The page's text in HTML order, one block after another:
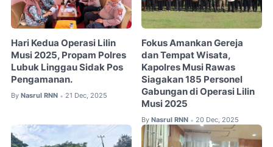
Hari Kedua Operasi Lilin
Musi 2025, Propam Polres
Lubuk Linggau Sidak Pos
Pengamanan.
By Nasrul RNN • 21 Dec, 2025
Fokus Amankan Gereja
dan Tempat Wisata,
Kapolres Musi Rawas
Siagakan 185 Personel
Gabungan di Operasi Lilin
Musi 2025
By Nasrul RNN • 20 Dec, 2025